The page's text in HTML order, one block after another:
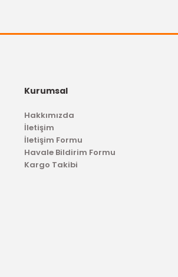
Kurumsal
Hakkımızda
İletişim
İletişim Formu
Havale Bildirim Formu
Kargo Takibi